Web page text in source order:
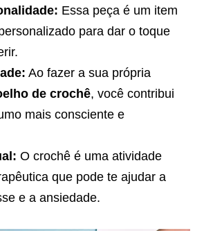
Essa peça é um item
para dar o toque
Ao fazer a sua própria
de crochê, você contribui
mais consciente e
O crochê é uma atividade
que pode te ajudar a
e a ansiedade.